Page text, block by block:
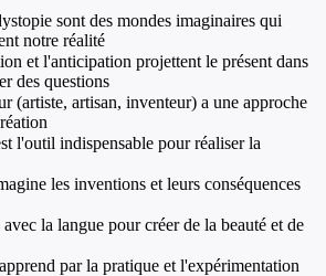
sont des mondes imaginaires qui
notre réalité
et l'anticipation projettent le présent dans
des questions
(artiste, artisan, inventeur) a une approche
l'outil indispensable pour réaliser la
les inventions et leurs conséquences
la langue pour créer de la beauté et de
par la pratique et l'expérimentation